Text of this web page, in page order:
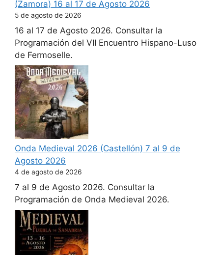
(Zamora) 16 al 17 de Agosto 2026
5 de agosto de 2026
16 al 17 de Agosto 2026. Consultar la
Programación del VII Encuentro Hispano-Luso
de Fermoselle.
Onda Medieval 2026 (Castellón) 7 al 9 de
Agosto 2026
4 de agosto de 2026
7 al 9 de Agosto 2026. Consultar la
Programación de Onda Medieval 2026.